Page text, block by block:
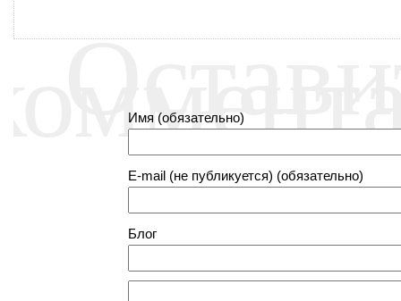
Имя (обязательно)
E-mail (не публикуется) (обязательно)
Блог